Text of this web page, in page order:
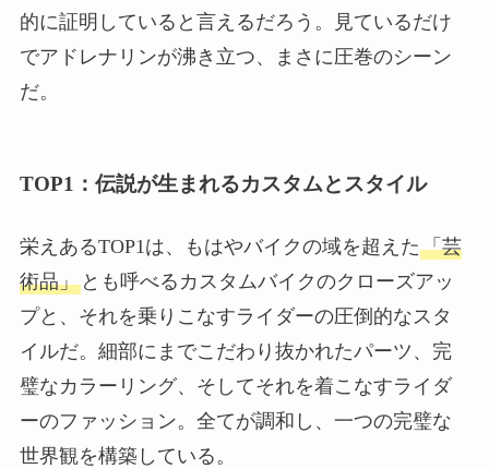
的に証明していると言えるだろう。見ているだけ
でアドレナリンが沸き立つ、まさに圧巻のシーン
だ。
TOP1：伝説が生まれるカスタムとスタイル
栄えあるTOP1は、もはやバイクの域を超えた「芸
術品」とも呼べるカスタムバイクのクローズアッ
プと、それを乗りこなすライダーの圧倒的なスタ
イルだ。細部にまでこだわり抜かれたパーツ、完
璧なカラーリング、そしてそれを着こなすライダ
ーのファッション。全てが調和し、一つの完璧な
世界観を構築している。